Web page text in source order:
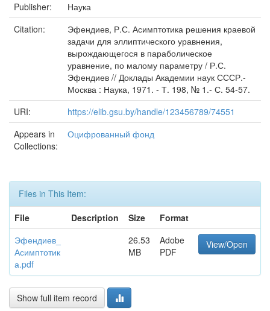
Publisher:
Наука
Citation:
Эфендиев, Р.С. Асимптотика решения краевой
задачи для эллиптического уравнения,
вырождающегося в параболическое
уравнение, по малому параметру / Р.С.
Эфендиев // Доклады Академии наук СССР.-
Москва : Наука, 1971. - Т. 198, № 1.- С. 54-57.
URI:
https://elib.gsu.by/handle/123456789/74551
Appears in
Collections:
Оцифрованный фонд
Files in This Item:
File
Description Size
Format
Эфендиев_
Асимптотик
а.pdf
26.53
MB
Adobe
PDF
View/Open
Show full item record